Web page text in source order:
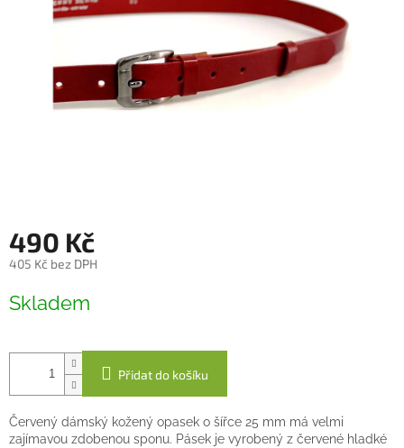
490 Kč
405 Kč bez DPH
cena:
Skladem
Přidat do košíku
Červený dámský kožený opasek o šířce 25 mm má velmi
zajímavou zdobenou sponu. Pásek je vyrobený z červené hladké